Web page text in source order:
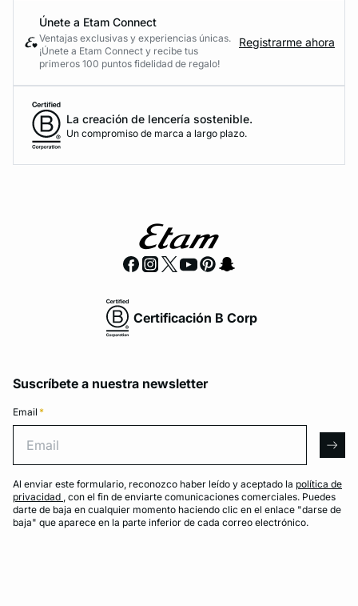
Únete a Etam Connect
Ventajas exclusivas y experiencias únicas.
¡Únete a Etam Connect y recibe tus
primeros 100 puntos fidelidad de regalo!
Registrarme ahora
La creación de lencería sostenible.
Un compromiso de marca a largo plazo.
Certificación B Corp
Suscríbete a nuestra newsletter
Email *
Al enviar este formulario, reconozco haber leído y aceptado la política de
privacidad , con el fin de enviarte comunicaciones comerciales. Puedes
darte de baja en cualquier momento haciendo clic en el enlace "darse de
baja" que aparece en la parte inferior de cada correo electrónico.